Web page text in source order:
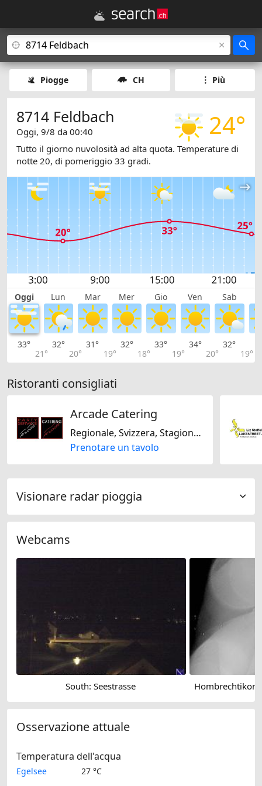
Piogge CH Più
24°
8714 Feldbach
Oggi, 9/8 da 00:40
Tutto il giorno nuvolosità ad alta quota. Temperature di
notte 20, di pomeriggio 33 gradi.
Oggi Lun Mar Mer Gio Ven Sab
33°
21°
32°
20°
31°
19°
32°
18°
33°
19°
34°
20°
32°
19°
Ristoranti consigliati
Arcade Catering
Regionale, Svizzera, Stagionale
Prenotare un tavolo
Visionare radar pioggia
Webcams
South: Seestrasse
Osservazione attuale
Temperatura dell'acqua
Egelsee 27 °C